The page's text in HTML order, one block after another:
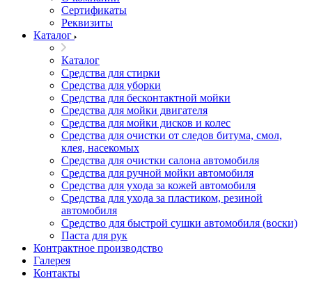
Сертификаты
Реквизиты
Каталог
Каталог
Средства для стирки
Средства для уборки
Средства для бесконтактной мойки
Средства для мойки двигателя
Средства для мойки дисков и колес
Средства для очистки от следов битума, смол,
клея, насекомых
Средства для очистки салона автомобиля
Средства для ручной мойки автомобиля
Средства для ухода за кожей автомобиля
Средства для ухода за пластиком, резиной
автомобиля
Средство для быстрой сушки автомобиля (воски)
Паста для рук
Контрактное производство
Галерея
Контакты